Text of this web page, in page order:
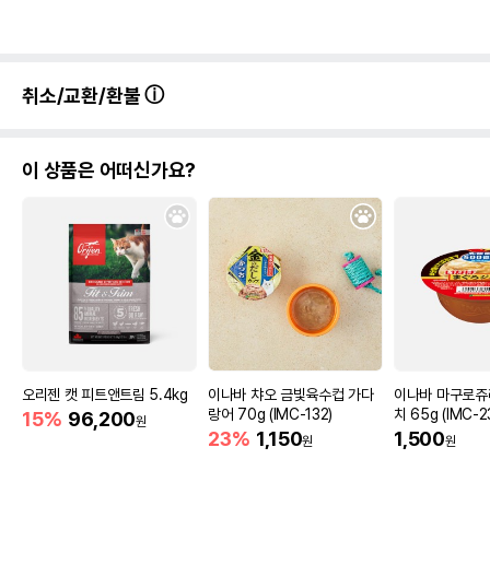
취소/교환/환불
이 상품은 어떠신가요?
오리젠 캣 피트앤트림 5.4kg
15% 96,200원
이나바 챠오 금빛육수컵 가다
랑어 70g (IMC-132)
23% 1,150원
이나바 마구로
치 65g (IMC-
1,500원